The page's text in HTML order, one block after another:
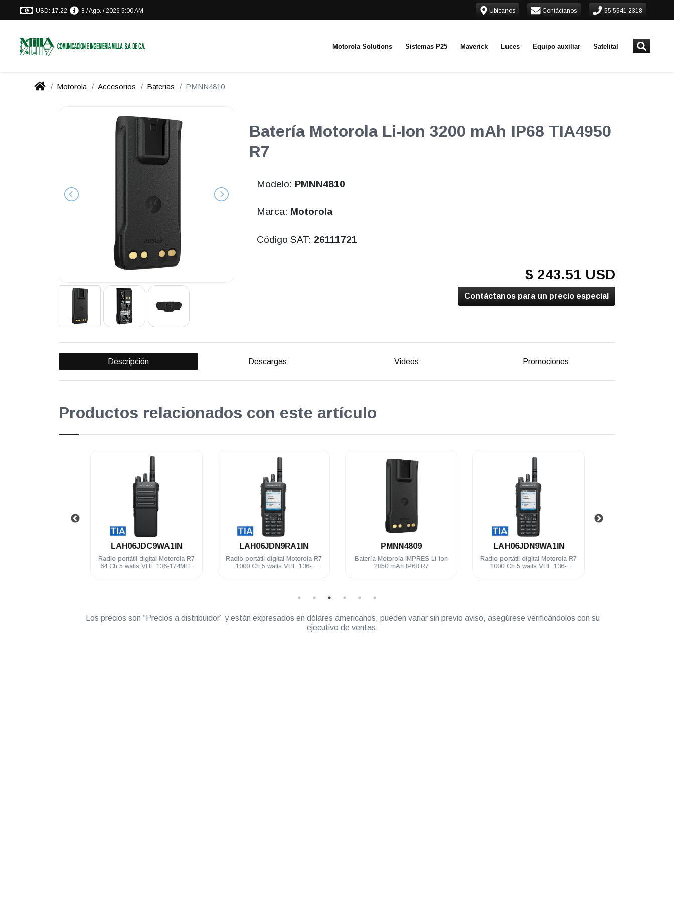
USD: 17.22 8 / Ago. / 2026 5:00 AM Ubícanos Contáctanos 55 5541 2318
Motorola Solutions Sistemas P25 Maverick Luces Equipo auxiliar Satelital
Motorola Accesorios Baterias PMNN4810
Batería Motorola Li-Ion 3200 mAh IP68 TIA4950
R7
Modelo: PMNN4810
Marca: Motorola
Código SAT: 26111721
$ 243.51 USD
Contáctanos para un precio especial
Descripción Descargas Videos Promociones
Productos relacionados con este artículo
.
LAH06JDC9WA1IN
Radio portátil digital Motorola R7
64 Ch 5 watts VHF 136-174MHz
.
LAH06JDN9RA1IN
Radio portátil digital Motorola R7
1000 Ch 5 watts VHF 136-
.
PMNN4809
Batería Motorola IMPRES Li-Ion
2850 mAh IP68 R7
.
LAH06JDN9WA1IN
Radio portátil digital Motorola R7
1000 Ch 5 watts VHF 136-
Los precios son “Precios a distribuidor” y están expresados en dólares americanos, pueden variar sin previo aviso, asegúrese verificándolos con su
ejecutivo de ventas.